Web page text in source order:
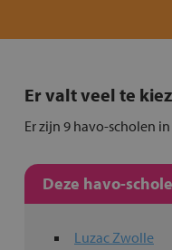
Er valt veel te
Er zijn 9 havo-scholen
Deze havo-
Luzac Zwolle